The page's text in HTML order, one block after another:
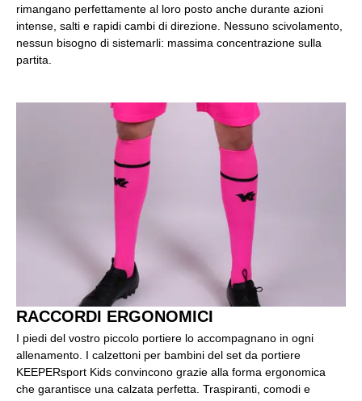
rimangano perfettamente al loro posto anche durante azioni
intense, salti e rapidi cambi di direzione. Nessuno scivolamento,
nessun bisogno di sistemarli: massima concentrazione sulla
partita.
RACCORDI ERGONOMICI
I piedi del vostro piccolo portiere lo accompagnano in ogni
allenamento. I calzettoni per bambini del set da portiere
KEEPERsport Kids convincono grazie alla forma ergonomica
che garantisce una calzata perfetta. Traspiranti, comodi e